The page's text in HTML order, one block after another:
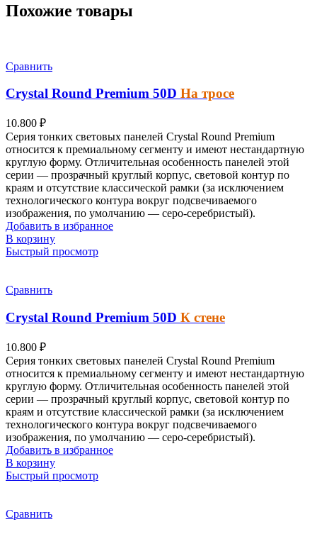
Похожие товары
Сравнить
Crystal Round Premium 50D На тросе
10.800 ₽
Серия тонких световых панелей Crystal Round Premium
относится к премиальному сегменту и имеют нестандартную
круглую форму. Отличительная особенность панелей этой
серии — прозрачный круглый корпус, световой контур по
краям и отсутствие классической рамки (за исключением
технологического контура вокруг подсвечиваемого
изображения, по умолчанию — серо-серебристый).
Добавить в избранное
В корзину
Быстрый просмотр
Сравнить
Crystal Round Premium 50D К стене
10.800 ₽
Серия тонких световых панелей Crystal Round Premium
относится к премиальному сегменту и имеют нестандартную
круглую форму. Отличительная особенность панелей этой
серии — прозрачный круглый корпус, световой контур по
краям и отсутствие классической рамки (за исключением
технологического контура вокруг подсвечиваемого
изображения, по умолчанию — серо-серебристый).
Добавить в избранное
В корзину
Быстрый просмотр
Сравнить